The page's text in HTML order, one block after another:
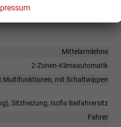
35 ""Tecton""
Mittelarmlehne
2-Zonen-Klimaautomatik
Multifunktionen, mit Schaltwippen
Sitzheizung, Isofix Beifahrersitz
Fahrer